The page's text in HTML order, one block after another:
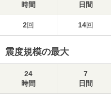
時間
日間
2回 14回
震度規模の最大
24
時間
7
日間